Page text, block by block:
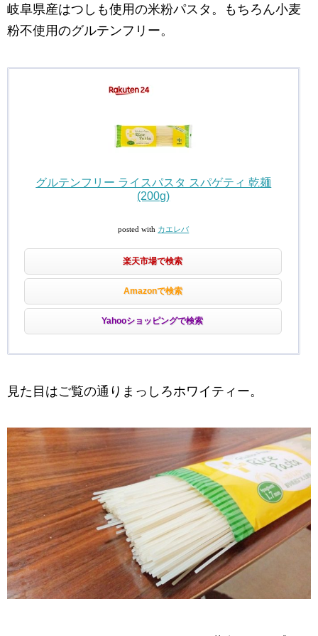
岐阜県産はつしも使用の米粉パスタ。もちろん小麦
粉不使用のグルテンフリー。
グルテンフリー ライスパスタ スパゲティ 乾麺
(200g)
posted with カエレバ
楽天市場で検索
Amazonで検索
Yahooショッピングで検索
見た目はご覧の通りまっしろホワイティー。